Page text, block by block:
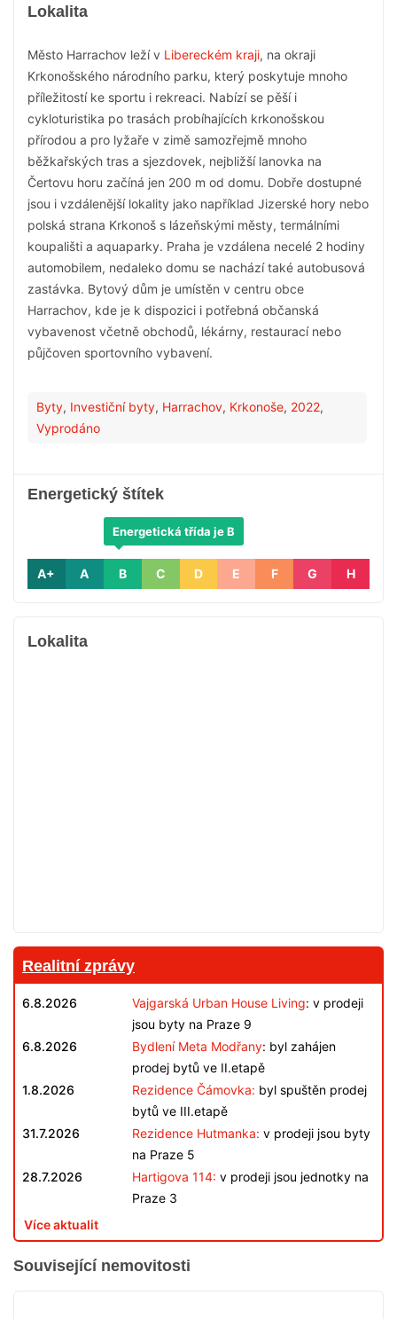
Lokalita
Město Harrachov leží v Libereckém kraji, na okraji
Krkonošského národního parku, který poskytuje mnoho
příležitostí ke sportu i rekreaci. Nabízí se pěší i
cykloturistika po trasách probíhajících krkonošskou
přírodou a pro lyžaře v zimě samozřejmě mnoho
běžkařských tras a sjezdovek, nejbližší lanovka na
Čertovu horu začíná jen 200 m od domu. Dobře dostupné
jsou i vzdálenější lokality jako například Jizerské hory nebo
polská strana Krkonoš s lázeňskými městy, termálními
koupališti a aquaparky. Praha je vzdálena necelé 2 hodiny
automobilem, nedaleko domu se nachází také autobusová
zastávka. Bytový dům je umístěn v centru obce
Harrachov, kde je k dispozici i potřebná občanská
vybavenost včetně obchodů, lékárny, restaurací nebo
půjčoven sportovního vybavení.
Byty, Investiční byty, Harrachov, Krkonoše, 2022,
Vyprodáno
Energetický štítek
A+ A B
Energetická třída je B
C D E F G H
Lokalita
Realitní zprávy
6.8.2026 Vajgarská Urban House Living: v prodeji
jsou byty na Praze 9
6.8.2026
Bydlení Meta Modřany: byl zahájen
prodej bytů ve II.etapě
1.8.2026
Rezidence Čámovka: byl spuštěn prodej
bytů ve III.etapě
31.7.2026
Rezidence Hutmanka: v prodeji jsou byty
na Praze 5
28.7.2026
Hartigova 114: v prodeji jsou jednotky na
Praze 3
Více aktualit
Související nemovitosti